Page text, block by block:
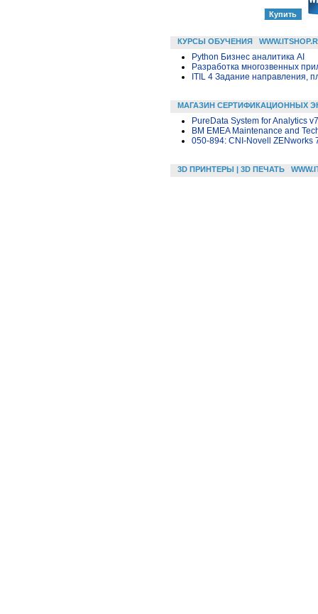
КУРСЫ ОБУЧЕНИЯ
Python Бизнес аналитика AI
Разработка многозвенных
ITIL 4 Задание направления,
МАГАЗИН СЕРТИФИКАЦИОННЫХ
PureData System for Analytics
BM EMEA Maintenance and
050-894: CNI-Novell ZENworks
3D ПРИНТЕРЫ | 3D ПЕЧАТЬ